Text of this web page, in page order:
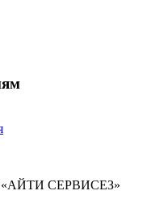
СЕРВИСЕЗ»